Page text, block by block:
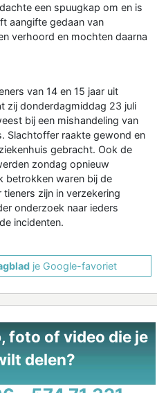
een spuugkap om en is
aangifte gedaan van
verhoord en mochten daarna
van 14 en 15 jaar uit
zij donderdagmiddag 23 juli
bij een mishandeling van
Slachtoffer raakte gewond en
gebracht. Ook de
zondag opnieuw
betrokken waren bij de
zijn in verzekering
onderzoek naar ieders
incidenten.
je Google-favoriet
foto of video die je
delen?